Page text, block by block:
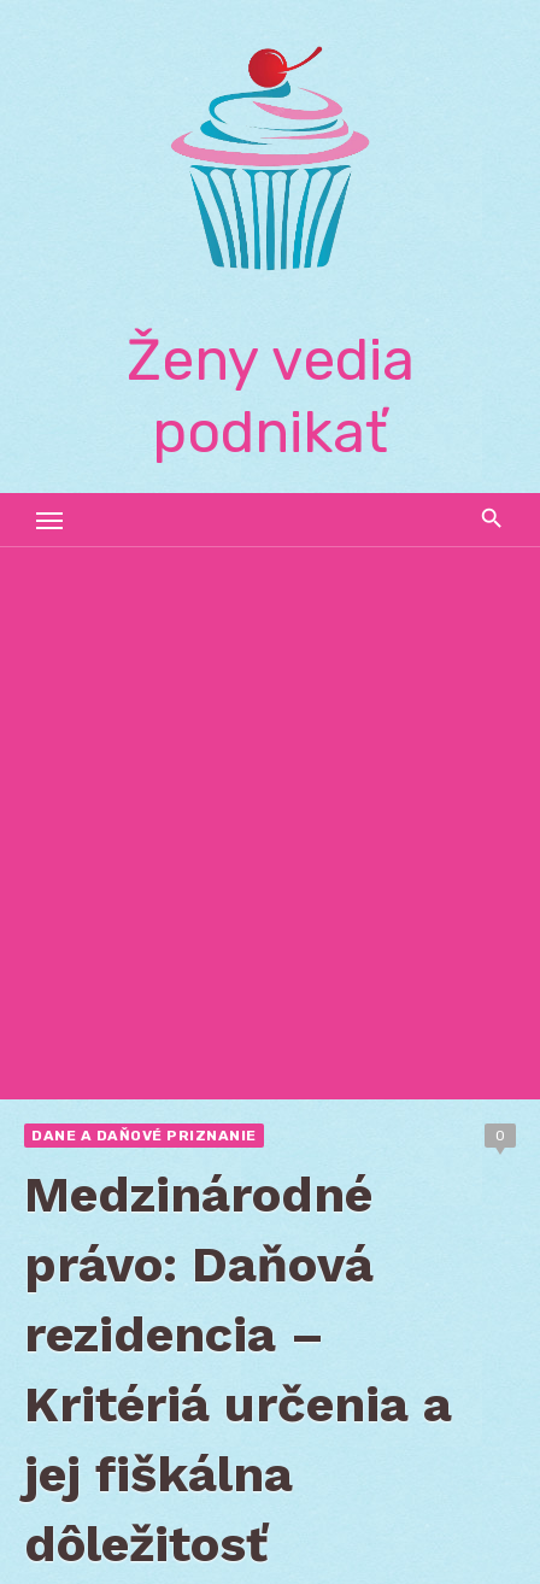
Ženy vedia
podnikať
DANE A DAŇOVÉ PRIZNANIE 0
Medzinárodné
právo: Daňová
rezidencia –
Kritériá určenia a
jej fiškálna
dôležitosť